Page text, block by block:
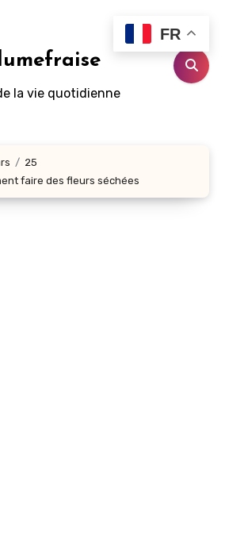
la vie quotidienne
25
faire des fleurs séchées
FR